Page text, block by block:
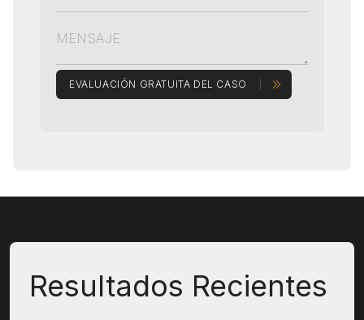
EVALUACIÓN GRATUITA DEL CASO
Resultados Recientes